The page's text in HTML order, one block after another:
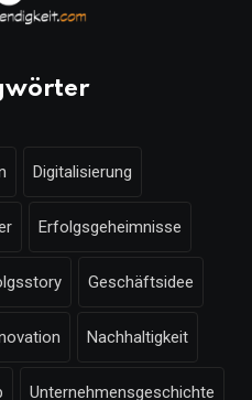
Digitalisierung
Erfolgsgeheimnisse
Geschäftsidee
Nachhaltigkeit
Unternehmensgeschichte